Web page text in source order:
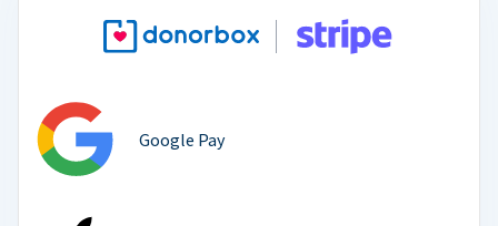
Google Pay